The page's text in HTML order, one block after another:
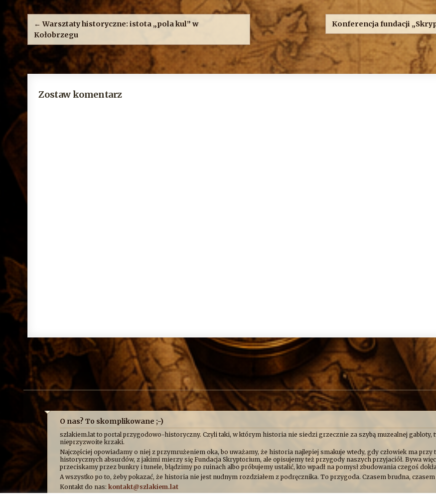
Nawigacja
wpisu Konferencja fundacji
← Warsztaty historyczne: istota „pola kul” w
Kołobrzegu
Zostaw komentarz
O nas? To skomplikowane ;-)
szlakiem.lat to portal przygodowo-historyczny. Czyli taki, w którym historia nie siedzi grzecznie za szybą muzealnej gabloty,
nieprzyzwoite krzaki.
Najczęściej opowiadamy o niej z przymrużeniem oka, bo uważamy, że historia najlepiej smakuje wtedy, gdy człowiek ma
historycznych absurdów, z jakimi mierzy się Fundacja Skryptorium, ale opisujemy też przygody naszych przyjaciół. Bywa
przeciskamy przez bunkry i tunele, błądzimy po ruinach albo próbujemy ustalić, kto wpadł na pomysł zbudowania czegoś
A wszystko po to, żeby pokazać, że historia nie jest nudnym rozdziałem z podręcznika. To przygoda. Czasem brudna,
Kontakt do nas: kontakt@szlakiem.lat